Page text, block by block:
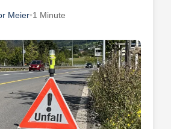
Meier•1 Minute